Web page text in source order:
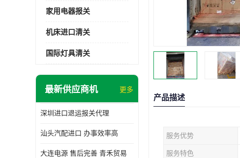
家用电器报关
机床进口清关
国际灯具清关
最新供应商机 更多
深圳进口退运报关代理
汕头汽配进口 办事效率高
大连电源 售后完善 青禾贸易
产品描述
服务优势
服务特色